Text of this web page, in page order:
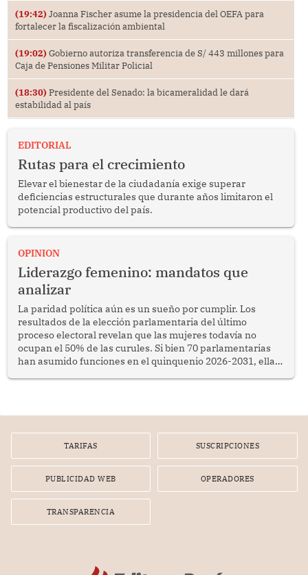
(19:42) Joanna Fischer asume la presidencia del OEFA para
fortalecer la fiscalización ambiental
(19:02) Gobierno autoriza transferencia de S/ 443 millones para
Caja de Pensiones Militar Policial
(18:30) Presidente del Senado: la bicameralidad le dará
estabilidad al país
EDITORIAL
Rutas para el crecimiento
Elevar el bienestar de la ciudadanía exige superar
deficiencias estructurales que durante años limitaron el
potencial productivo del país.
OPINION
Liderazgo femenino: mandatos que
analizar
La paridad política aún es un sueño por cumplir. Los
resultados de la elección parlamentaria del último
proceso electoral revelan que las mujeres todavía no
ocupan el 50% de las curules. Si bien 70 parlamentarias
han asumido funciones en el quinquenio 2026-2031, ellas
TARIFAS SUSCRIPCIONES
PUBLICIDAD WEB OPERADORES
TRANSPARENCIA